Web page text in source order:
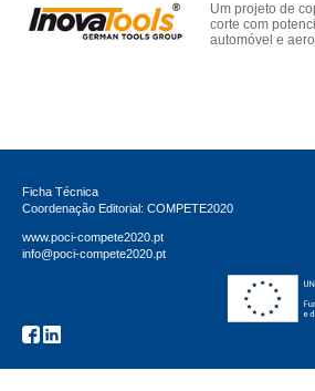
Um projeto de
corte com
automóvel e
Ficha Técnica
Coordenação Editorial: COMPETE2020
www.poci-compete2020.pt
info@poci-compete2020.pt